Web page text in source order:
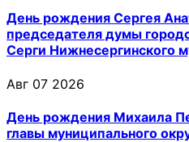
День рождения Сергея
председателя думы
Серги Нижнесергинского
Авг 07 2026
День рождения Михаила
главы муниципального